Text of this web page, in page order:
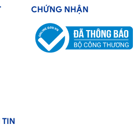
CHỨNG NHẬN